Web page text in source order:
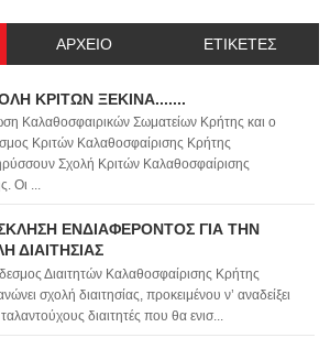
ΑΡΧΕΙΟ ΕΤΙΚΕΤΕΣ
ΚΡΙΤΩΝ ΞΕΚΙΝΑ.......
Καλαθοσφαιρικών Σωματείων Κρήτης και ο
Κριτών Καλαθοσφαίρισης Κρήτης
Σχολή Κριτών Καλαθοσφαίρισης
Οι ...
ΕΝΔΙΑΦΕΡΟΝΤΟΣ ΓΙΑ ΤΗΝ
ΔΙΑΙΤΗΣΙΑΣ
Διαιτητών Καλαθοσφαίρισης Κρήτης
σχολή διαιτησίας, προκειμένου ν’ αναδείξει
διαιτητές που θα ενισ...